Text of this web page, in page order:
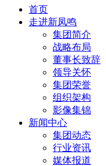
首页
走进新凤鸣
集团简介
战略布局
董事长致辞
领导关怀
集团荣誉
组织架构
影像集锦
新闻中心
集团动态
行业资讯
媒体报道